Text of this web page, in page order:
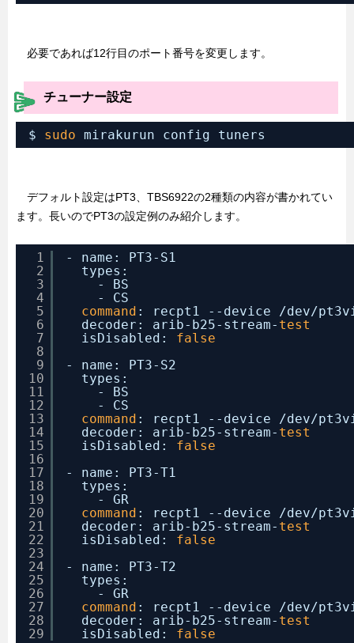
必要であれば12行目のポート番号を変更します。
チューナー設定
$ sudo mirakurun config tuners
デフォルト設定はPT3、TBS6922の2種類の内容が書かれてい
ます。長いのでPT3の設定例のみ紹介します。
1
2
3
4
5
6
7
8
9
10
11
12
13
14
15
16
17
18
19
20
21
22
23
24
25
26
27
28
29
- name: PT3-S1
types:
- BS
- CS
command : recpt1 --device /dev/
decoder: arib-b25-stream- test
isDisabled: false
- name: PT3-S2
types:
- BS
- CS
command : recpt1 --device /dev/
decoder: arib-b25-stream- test
isDisabled: false
- name: PT3-T1
types:
- GR
command : recpt1 --device /dev/
decoder: arib-b25-stream- test
isDisabled: false
- name: PT3-T2
types:
- GR
command : recpt1 --device /dev/
decoder: arib-b25-stream- test
isDisabled: false